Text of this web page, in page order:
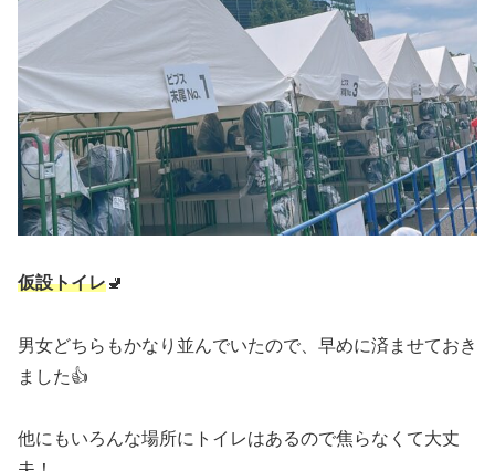
仮設トイレ🚽
男女どちらもかなり並んでいたので、早めに済ませておき
ました👍
他にもいろんな場所にトイレはあるので焦らなくて大丈